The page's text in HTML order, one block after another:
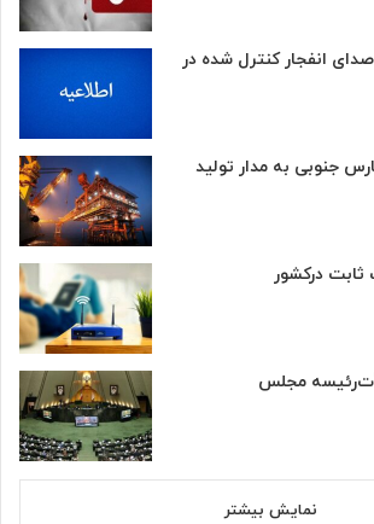
انفجار کنترل شده در
جنوبی به مدار تولید
ثابت درکشور
مجلس
نمایش بیشتر